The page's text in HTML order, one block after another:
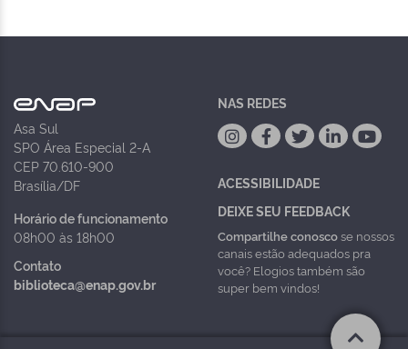
Asa Sul
SPO Área Especial 2-A
CEP 70.610-900
Brasília/DF
Horário de funcionamento
08h00 às 18h00
Contato
biblioteca@enap.gov.br
NAS REDES
ACESSIBILIDADE
DEIXE SEU FEEDBACK
Compartilhe conoscose nossos
canais estão adequados pra
você? Elogios também são
super bem vindos!